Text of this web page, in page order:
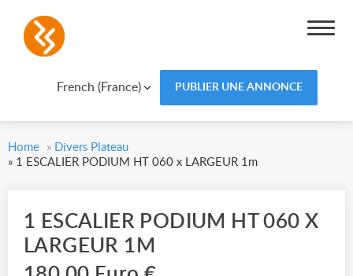
French (France) PUBLIER UNE ANNONCE
Home » Divers Plateau
» 1 ESCALIER PODIUM HT 060 x LARGEUR 1m
1 ESCALIER PODIUM HT 060 X
LARGEUR 1M